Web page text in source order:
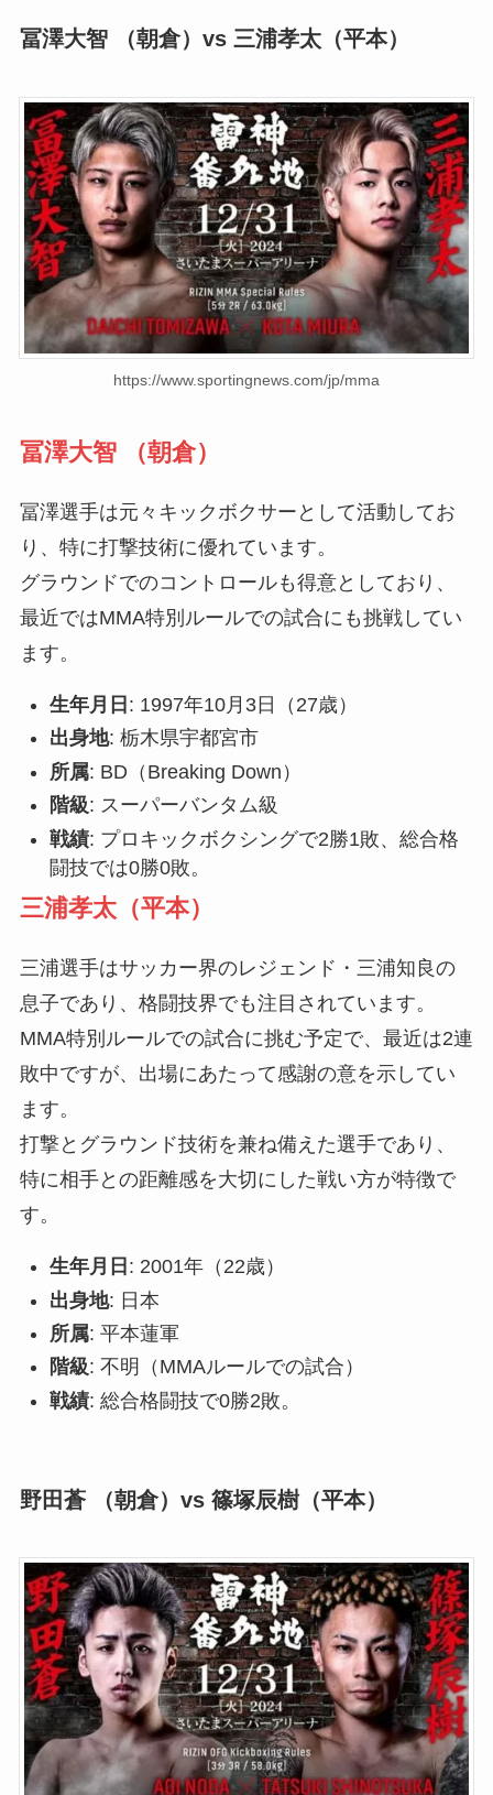
冨澤大智 （朝倉）vs 三浦孝太（平本）
https://www.sportingnews.com/jp/mma
冨澤大智 （朝倉）
冨澤選手は元々キックボクサーとして活動してお
り、特に打撃技術に優れています。
グラウンドでのコントロールも得意としており、
最近ではMMA特別ルールでの試合にも挑戦してい
ます。
生年月日 : 1997年10月3日（27歳）
出身地: 栃木県宇都宮市
所属: BD（Breaking Down）
階級: スーパーバンタム級
戦績: プロキックボクシングで2勝1敗、総合格
闘技では0勝0敗。
三浦孝太（平本）
三浦選手はサッカー界のレジェンド・三浦知良の
息子であり、格闘技界でも注目されています。
MMA特別ルールでの試合に挑む予定で、最近は2連
敗中ですが、出場にあたって感謝の意を示してい
ます。
打撃とグラウンド技術を兼ね備えた選手であり、
特に相手との距離感を大切にした戦い方が特徴で
す。
生年月日 : 2001年（22歳）
出身地: 日本
所属: 平本蓮軍
階級: 不明（MMAルールでの試合）
戦績: 総合格闘技で0勝2敗。
野田蒼 （朝倉）vs 篠塚辰樹（平本）